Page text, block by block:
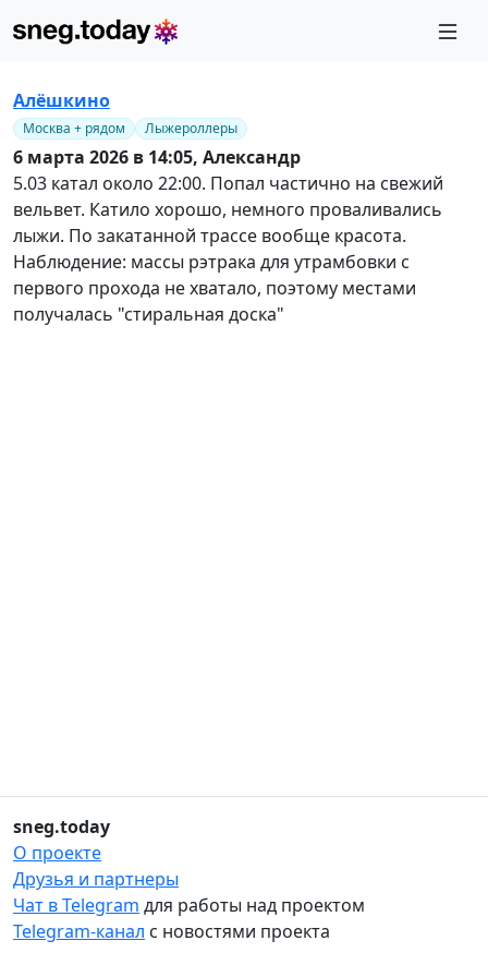
Алёшкино
Москва + рядом Лыжероллеры
6 марта 2026 в 14:05, Александр
5.03 катал около 22:00. Попал частично на свежий
вельвет. Катило хорошо, немного проваливались
лыжи. По закатанной трассе вообще красота.
Наблюдение: массы рэтрака для утрамбовки с
первого прохода не хватало, поэтому местами
получалась "стиральная доска"
sneg.today
О проекте
Друзья и партнеры
Чат в Telegram для работы над проектом
Telegram-канал с новостями проекта